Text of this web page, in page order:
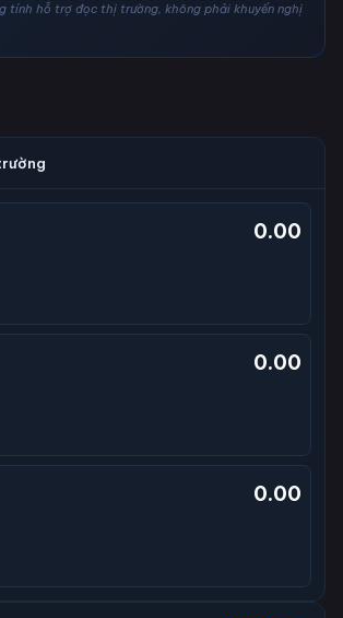
tính hỗ trợ đọc thị trường, không phải khuyến nghị
0.00
0.00
0.00